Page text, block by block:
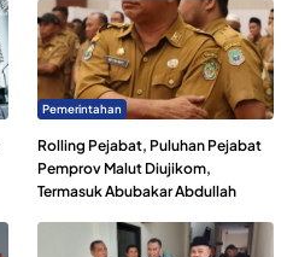
Pemerintahan
Rolling Pejabat, Puluhan Pejabat
Pemprov Malut Diujikom,
Termasuk Abubakar Abdullah